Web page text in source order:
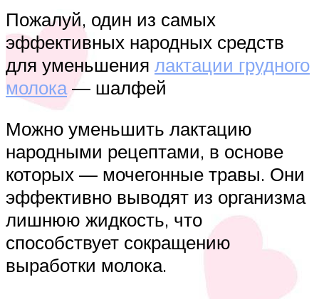
Пожалуй, один из самых
эффективных народных средств
для уменьшения лактации грудного
молока— шалфей
Можно уменьшить лактацию
народными рецептами, в основе
которых — мочегонные травы. Они
эффективно выводят из организма
лишнюю жидкость, что
способствует сокращению
выработки молока.